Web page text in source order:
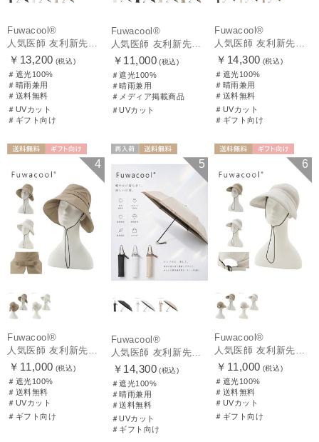
Fuwacool®
人気医師 友利新先生がほんきで作った”絶対に忘れない誰でも日傘” 50【晴雨兼用折りたたみ日傘】フワクール® (Fuwacool®) 雨の日OK 軽量 遮光100% UV100%
￥13,200 (税込)
＃遮光100%
＃晴雨兼用
＃送料無料
＃UVカット
＃ギフト向け
Fuwacool®
人気医師 友利新先生がほんきで作った”絶対に忘れない誰でも日傘”ワンタッチ開閉日傘【晴雨兼用折りたたみ日傘】フワクール® (Fuwacool®) 雨の日OK 軽量 遮光100% UV100％
￥11,000 (税込)
＃遮光100%
＃晴雨兼用
＃メディア掲載商品
＃UVカット
Fuwacool®
人気医師 友利新先生がほんきで作った”絶対に忘れない誰でも日傘” エレガント派のバンブーフリル【晴雨兼用日傘】フワクール® (Fuwacool®) 雨の日OK 軽量 遮光100% UV100％
￥14,300 (税込)
＃遮光100%
＃晴雨兼用
＃送料無料
＃UVカット
＃ギフト向け
ギフト向け
WOMEN
4
Fuwacool®
￥11,000 (税込)
＃遮光100%
＃送料無料
＃UVカット
＃ギフト向け
5
Fuwacool®
￥14,300 (税込)
＃遮光100%
＃晴雨兼用
＃送料無料
＃UVカット
＃ギフト向け
ギフト向け
WOMEN
6
Fuwacool®
￥11,000 (税込)
＃遮光100%
＃送料無料
＃UVカット
＃ギフト向け